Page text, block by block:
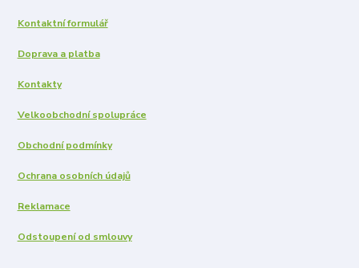
Kontaktní formulář
Doprava a platba
Kontakty
Velkoobchodní spolupráce
Obchodní podmínky
Ochrana osobních údajů
Reklamace
Odstoupení od smlouvy